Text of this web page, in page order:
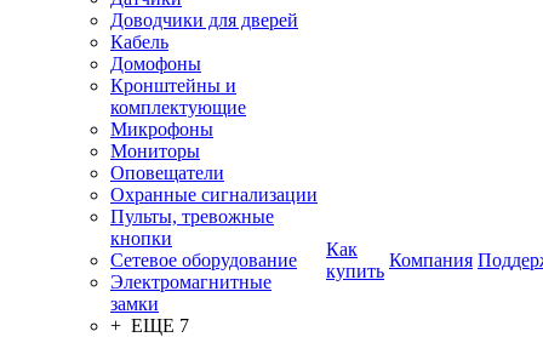
Доводчики для дверей
Кабель
Домофоны
Кронштейны и
комплектующие
Микрофоны
Мониторы
Оповещатели
Охранные сигнализации
Пульты, тревожные
кнопки
Сетевое оборудование
Электромагнитные
замки
+ ЕЩЕ 7
Как
купить
Компания